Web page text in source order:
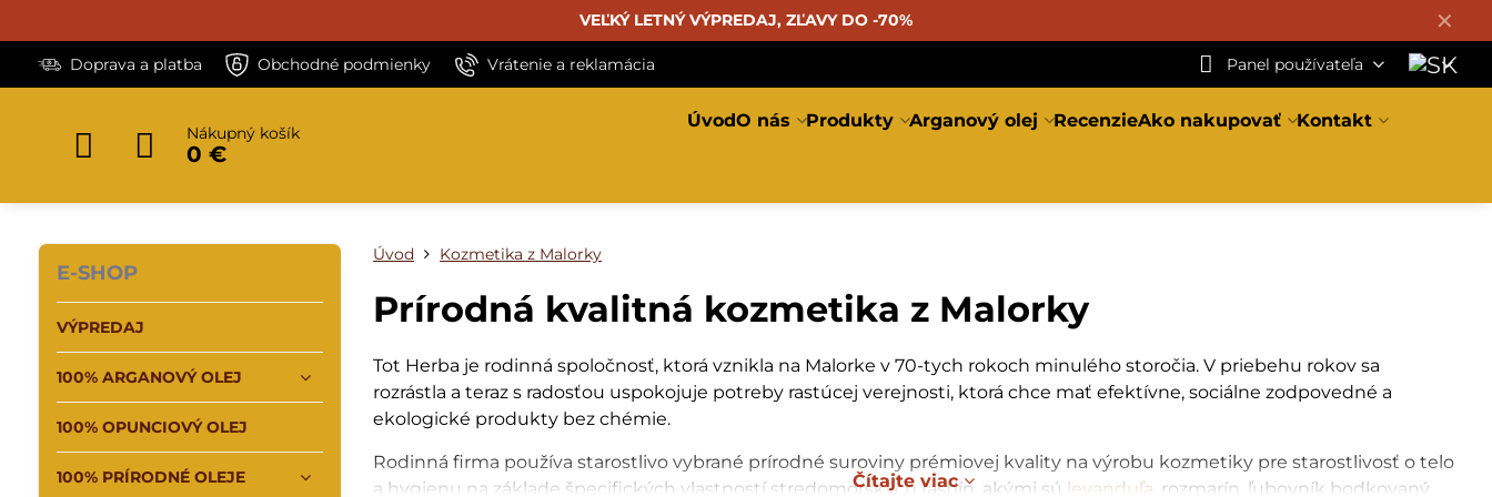
✕
VEĽKÝ LETNÝ VÝPREDAJ, ZĽAVY DO -70%
Doprava a platba Obchodné podmienky Vrátenie a reklamácia Panel používateľa
Nákupný košík
0 €
ÚvodO nás Produkty Arganový olej RecenzieAko nakupovať Kontakt
Úvod Kozmetika z Malorky
Prírodná kvalitná kozmetika z Malorky
Tot Herba je rodinná spoločnosť, ktorá vznikla na Malorke v 70-tych rokoch minulého storočia. V priebehu rokov sa
rozrástla a teraz s radosťou uspokojuje potreby rastúcej verejnosti, ktorá chce mať efektívne, sociálne zodpovedné a
ekologické produkty bez chémie.
Rodinná firma používa starostlivo vybrané prírodné suroviny prémiovej kvality na výrobu kozmetiky pre starostlivosť o telo
a hygienu na základe špecifických vlastností stredomorských rastlín, akými sú levanduľa , rozmarín, ľubovník bodkovaný,
Čítajte viac
E-SHOP
VÝPREDAJ
100% ARGANOVÝ OLEJ
100% OPUNCIOVÝ OLEJ
100% PRÍRODNÉ OLEJE